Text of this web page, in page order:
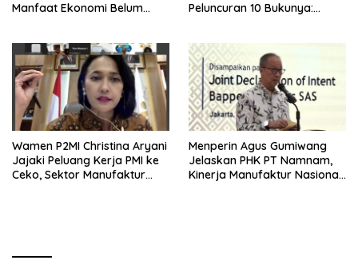
Manfaat Ekonomi Belum
Peluncuran 10 Bukunya:
Wamen P2MI Christina Aryani
Jajaki Peluang Kerja PMI ke
Ceko, Sektor Manufaktur
Menperin Agus Gumiwang
Jelaskan PHK PT Namnam,
Kinerja Manufaktur Nasional